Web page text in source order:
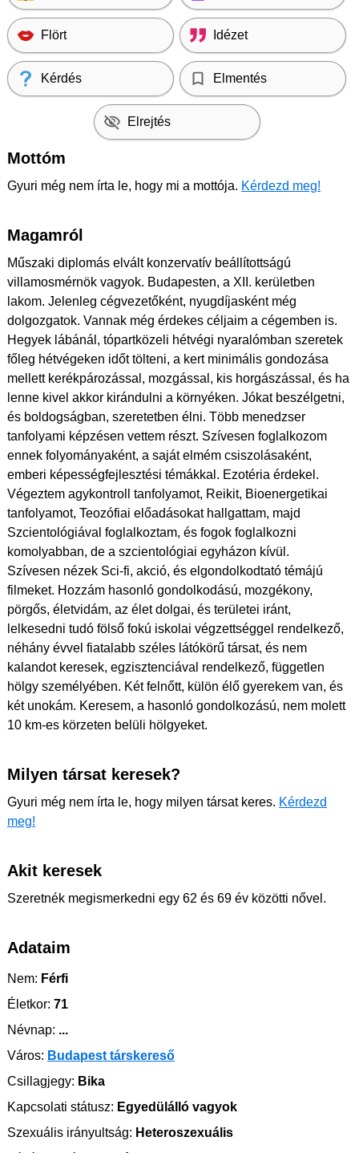
Flört Idézet
Kérdés Elmentés
Elrejtés
Mottóm
Gyuri még nem írta le, hogy mi a mottója. Kérdezd meg!
Magamról
Műszaki diplomás elvált konzervatív beállítottságú
villamosmérnök vagyok. Budapesten, a XII. kerületben
lakom. Jelenleg cégvezetőként, nyugdíjasként még
dolgozgatok. Vannak még érdekes céljaim a cégemben is.
Hegyek lábánál, tópartközeli hétvégi nyaralómban szeretek
főleg hétvégeken időt tölteni, a kert minimális gondozása
mellett kerékpározással, mozgással, kis horgászással, és ha
lenne kivel akkor kirándulni a környéken. Jókat beszélgetni,
és boldogságban, szeretetben élni. Több menedzser
tanfolyami képzésen vettem részt. Szívesen foglalkozom
ennek folyományaként, a saját elmém csiszolásaként,
emberi képességfejlesztési témákkal. Ezotéria érdekel.
Végeztem agykontroll tanfolyamot, Reikit, Bioenergetikai
tanfolyamot, Teozófiai előadásokat hallgattam, majd
Szcientológiával foglalkoztam, és fogok foglalkozni
komolyabban, de a szcientológiai egyházon kívül.
Szívesen nézek Sci-fi, akció, és elgondolkodtató témájú
filmeket. Hozzám hasonló gondolkodású, mozgékony,
pörgős, életvidám, az élet dolgai, és területei iránt,
lelkesedni tudó fölső fokú iskolai végzettséggel rendelkező,
néhány évvel fiatalabb széles látókörű társat, és nem
kalandot keresek, egzisztenciával rendelkező, független
hölgy személyében. Két felnőtt, külön élő gyerekem van, és
két unokám. Keresem, a hasonló gondolkozású, nem molett
10 km-es körzeten belüli hölgyeket.
Milyen társat keresek?
Gyuri még nem írta le, hogy milyen társat keres. Kérdezd
meg!
Akit keresek
Szeretnék megismerkedni egy 62 és 69 év közötti nővel.
Adataim
Nem: Férfi
Életkor: 71
Névnap: ...
Város: Budapest társkereső
Csillagjegy: Bika
Kapcsolati státusz: Egyedülálló vagyok
Szexuális irányultság: Heteroszexuális